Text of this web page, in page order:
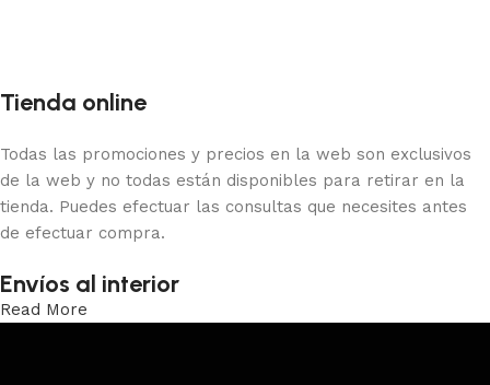
Tienda online
Todas las promociones y precios en la web son exclusivos
de la web y no todas están disponibles para retirar en la
tienda. Puedes efectuar las consultas que necesites antes
de efectuar compra.
Envíos al interior
Read More